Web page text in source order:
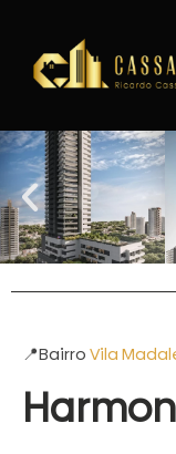
📍BairroVila